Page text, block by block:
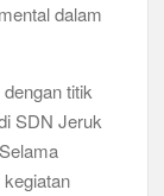
dalam
titik
SDN Jeruk